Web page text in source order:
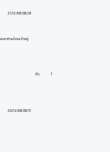
21/12/68 08:28
งชาติ พร้อมเข้าอยู่
ชั้น 7
20/12/68 08:15